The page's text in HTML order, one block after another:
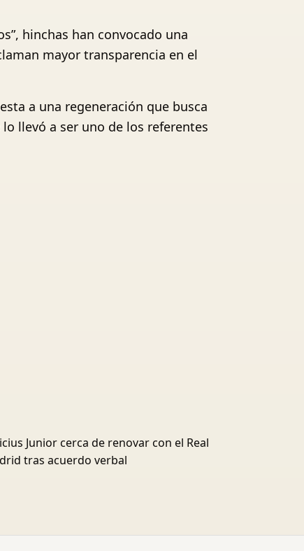
hinchas han convocado una
mayor transparencia en el
a una regeneración que busca
llevó a ser uno de los referentes
Junior cerca de renovar con el Real
tras acuerdo verbal